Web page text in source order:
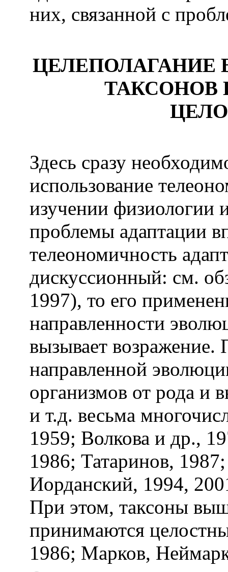
них, связанной с
ТАКСОНОВ
Здесь сразу
использование
изучении физиологии
проблемы адаптации
телеономичность
дискуссионный: см.
1997), то его
направленности
вызывает
направленной
организмов от рода и
и т.д. весьма
1959; Волкова и др.,
1986; Татаринов,
Иорданский, 1994,
При этом, таксоны
принимаются
1986; Марков,